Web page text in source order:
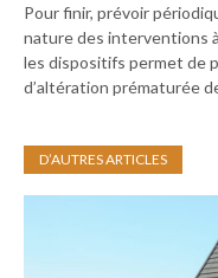
Pour finir, prévoir
nature des interventions
les dispositifs permet de
d’altération prématurée
D’AUTRES ARTICLES